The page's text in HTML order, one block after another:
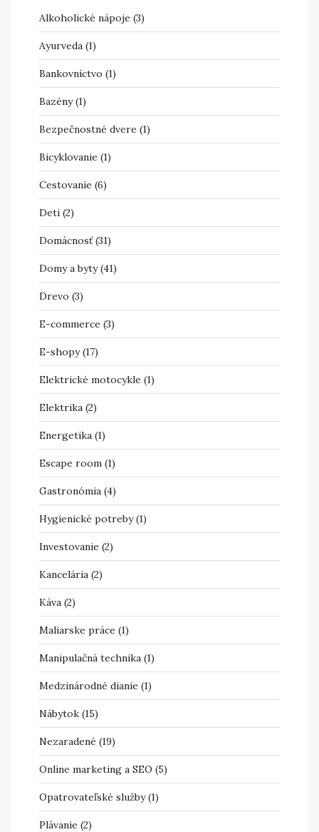
Alkoholické nápoje (3)
Ayurveda (1)
Bankovníctvo (1)
Bazény(1)
Bezpečnostné dvere (1)
Bicyklovanie (1)
Cestovanie (6)
Deti (2)
Domácnosť(31)
Domy a byty(41)
Drevo (3)
E-commerce (3)
E-shopy(17)
Elektrické motocykle (1)
Elektrika (2)
Energetika (1)
Escape room (1)
Gastronómia (4)
Hygienické potreby(1)
Investovanie (2)
Kancelária (2)
Káva (2)
Maliarske práce (1)
Manipulačná technika (1)
Medzinárodné dianie (1)
Nábytok (15)
Nezaradené (19)
Online marketing a SEO (5)
Opatrovateľské služby(1)
Plávanie (2)